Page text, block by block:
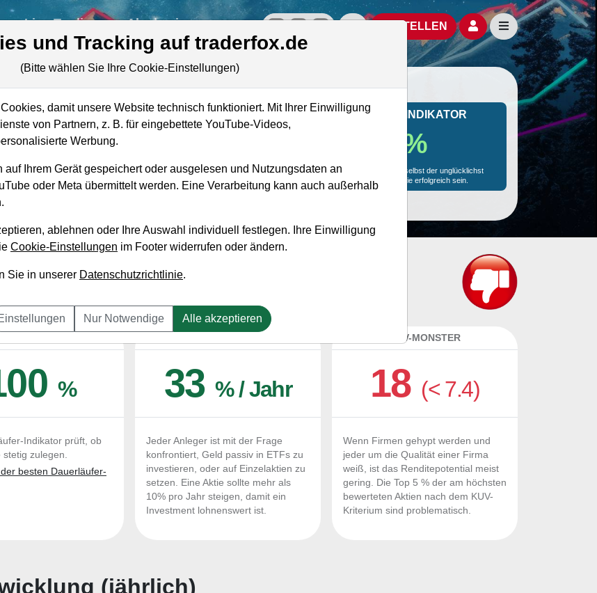
Live-Trading Akademie offizielle Social Media-AccountsAktien- und Artikelsuche öffnen
BESTELLEN Seitennavigation
Marktkapitalisierung 578,57 Mrd. EUR
Unternehmenswert
Umsatz 32,67 Mrd. EUR
MONKEY-TRADER INDIKATOR
92.0 %
Mit 92.0 % Wahrscheinlichkeit wird selbst der unglücklichst
agierende Trader mit dieser Aktie erfolgreich sein.
und Liegenlassen geeignet?
%
Indikator prüft, ob
stetig zulegen.
besten Dauerläufer-
33 % / Jahr
Jeder Anleger ist mit der Frage
konfrontiert, Geld passiv in ETFs zu
investieren, oder auf Einzelaktien zu
setzen. Eine Aktie sollte mehr als
10% pro Jahr steigen, damit ein
Investment lohnenswert ist.
KUV-MONSTER
18 (< 7.4)
Wenn Firmen gehypt werden und
jeder um die Qualität einer Firma
weiß, ist das Renditepotential meist
gering. Die Top 5 % der am höchsten
bewerteten Aktien nach dem KUV-
Kriterium sind problematisch.
(jährlich)
und Tracking auf traderfox.de
(Bitte wählen Sie Ihre Cookie-Einstellungen)
damit unsere Website technisch funktioniert. Mit Ihrer Einwilligung
von Partnern, z. B. für eingebettete YouTube-Videos,
Werbung.
auf Ihrem Gerät gespeichert oder ausgelesen und Nutzungsdaten an
oder Meta übermittelt werden. Eine Verarbeitung kann auch außerhalb
ablehnen oder Ihre Auswahl individuell festlegen. Ihre Einwilligung
Cookie-Einstellungen im Footer widerrufen oder ändern.
Sie in unserer Datenschutzrichtlinie.
Nur Notwendige Alle akzeptieren